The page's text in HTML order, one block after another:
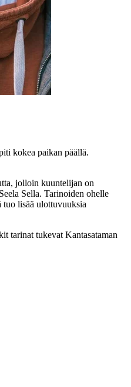
kokea paikan päällä.
jolloin kuuntelijan on
Sella. Tarinoiden ohelle
lisää ulottuvuuksia
tarinat tukevat Kantasataman